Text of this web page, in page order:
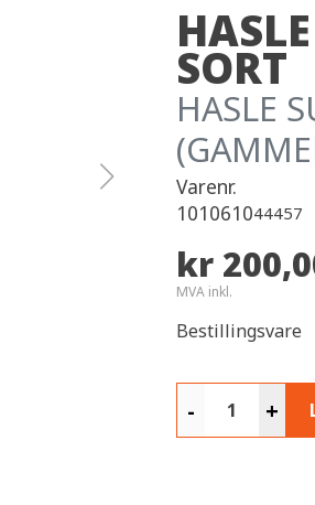
SORT
HASLE
Varenr.
101061044457
kr
MVA inkl.
Bestillingsvare
- +